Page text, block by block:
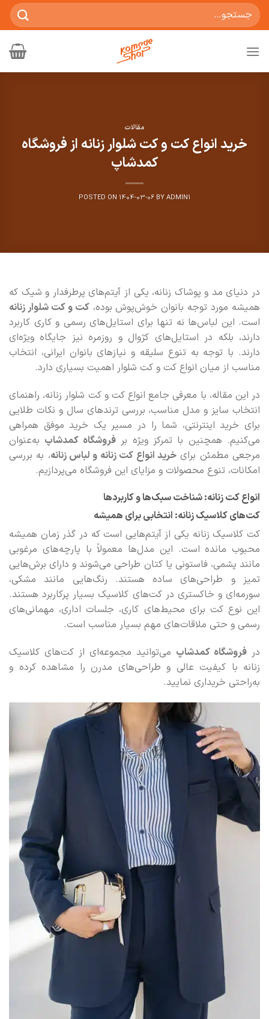
جستجو
برای:
مقالات
خرید انواع کت و کت شلوار زنانه از فروشگاه
کمدشاپ
POSTED ON1404-03-06BYADMIN1
در دنیای مد و پوشاک زنانه، یکی از آیتم‌های پرطرفدار و شیک که
همیشه مورد توجه بانوان خوش‌پوش بوده، کت و کت شلوار زنانه
است. این لباس‌ها نه تنها برای استایل‌های رسمی و کاری کاربرد
دارند، بلکه در استایل‌های کژوال و روزمره نیز جایگاه ویژه‌ای
دارند. با توجه به تنوع سلیقه و نیازهای بانوان ایرانی، انتخاب
مناسب از میان انواع کت و کت‌ شلوار اهمیت بسیاری دارد.
در این مقاله، با معرفی جامع انواع کت و کت‌ شلوار زنانه، راهنمای
انتخاب سایز و مدل مناسب، بررسی ترندهای سال و نکات طلایی
برای خرید اینترنتی، شما را در مسیر یک خرید موفق همراهی
می‌کنیم. همچنین با تمرکز ویژه بر فروشگاه کمدشاپبه‌عنوان
مرجعی مطمئن برای خرید انواع کت زنانه و لباس زنانه، به بررسی
امکانات، تنوع محصولات و مزایای این فروشگاه می‌پردازیم.
انواع کت زنانه: شناخت سبک‌ها و کاربردها
کت‌های کلاسیک زنانه: انتخابی برای همیشه
کت کلاسیک زنانه یکی از آیتم‌هایی است که در گذر زمان همیشه
محبوب مانده است. این مدل‌ها معمولاً با پارچه‌های مرغوبی
مانند پشمی، فاستونی یا کتان طراحی می‌شوند و دارای برش‌هایی
تمیز و طراحی‌های ساده هستند. رنگ‌هایی مانند مشکی،
سورمه‌ای و خاکستری در کت‌های کلاسیک بسیار پرکاربرد هستند.
این نوع کت برای محیط‌های کاری، جلسات اداری، مهمانی‌های
رسمی و حتی ملاقات‌های مهم بسیار مناسب است.
در فروشگاه کمدشاپمی‌توانید مجموعه‌ای از کت‌های کلاسیک
زنانه با کیفیت عالی و طراحی‌های مدرن را مشاهده کرده و
به‌راحتی خریداری نمایید.